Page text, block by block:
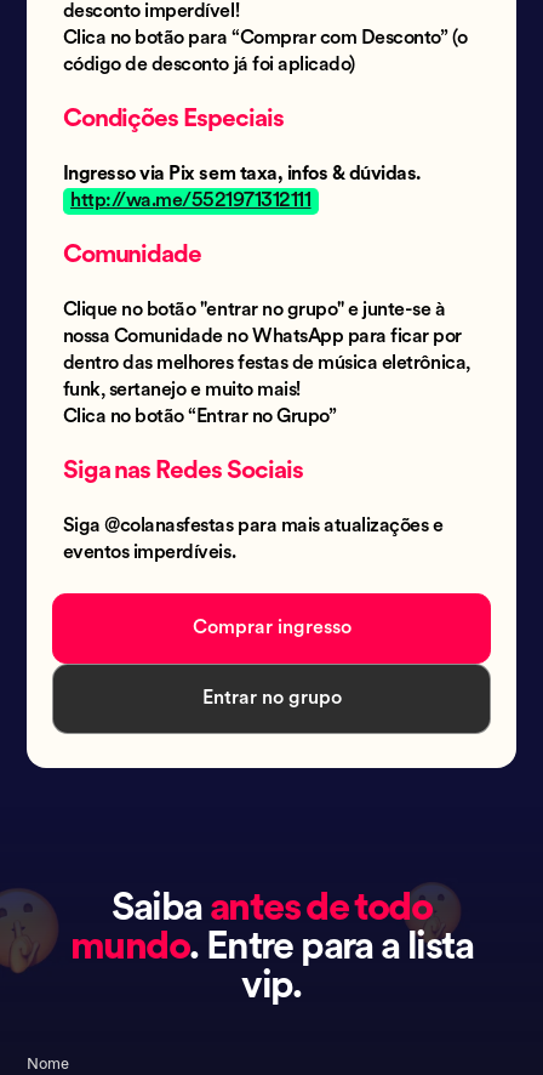
desconto imperdível!
Clica no botão para “Comprar com Desconto” (o
código de desconto já foi aplicado)
Condições Especiais
Ingresso via Pix sem taxa, infos & dúvidas.
http://wa.me/5521971312111
Comunidade
Clique no botão "entrar no grupo" e junte-se à
nossa Comunidade no WhatsApp para ficar por
dentro das melhores festas de música eletrônica,
funk, sertanejo e muito mais!
Clica no botão “Entrar no Grupo”
Siga nas Redes Sociais
Siga @colanasfestas para mais atualizações e
eventos imperdíveis.
Comprar ingresso
Entrar no grupo
Saiba antes de todo
mundo. Entre para a lista
vip.
Nome